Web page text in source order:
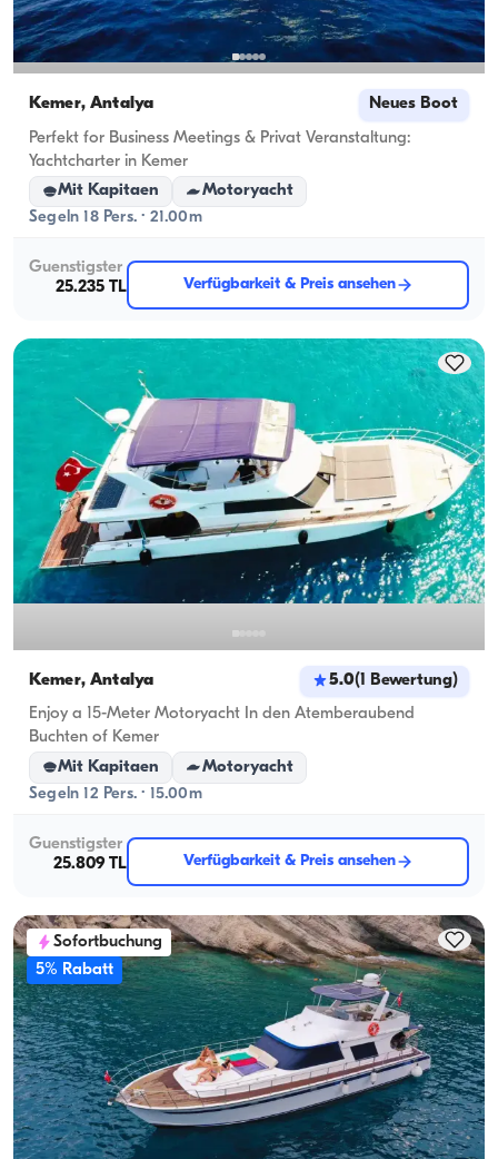
Kemer, Antalya Neues Boot
Perfekt for Business Meetings & Privat Veranstaltung:
Yachtcharter in Kemer
Mit Kapitaen
Motoryacht
Segeln 18 Pers. · 21.00m
Guenstigster
25.235 TL
Verfügbarkeit & Preis ansehen
Kemer, Antalya 5.0(1 Bewertung)
Enjoy a 15-Meter Motoryacht In den Atemberaubend
Buchten of Kemer
Mit Kapitaen
Motoryacht
Segeln 12 Pers. · 15.00m
Guenstigster
25.809 TL
Verfügbarkeit & Preis ansehen
Sofortbuchung
5% Rabatt